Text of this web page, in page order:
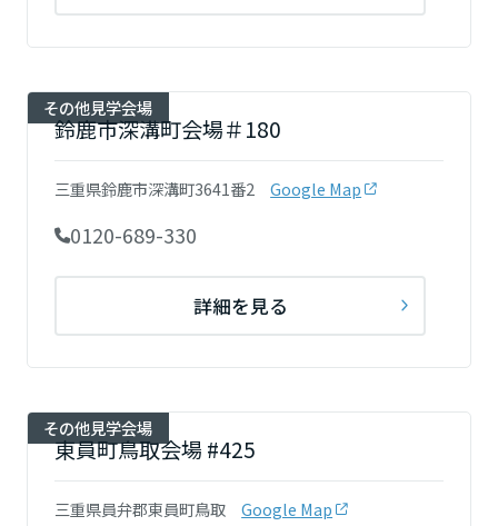
その他見学会場
鈴鹿市深溝町会場＃180
三重県鈴鹿市深溝町3641番2 Google Map
0120-689-330
詳細を見る
その他見学会場
東員町鳥取会場 #425
三重県員弁郡東員町鳥取 Google Map
熊本県